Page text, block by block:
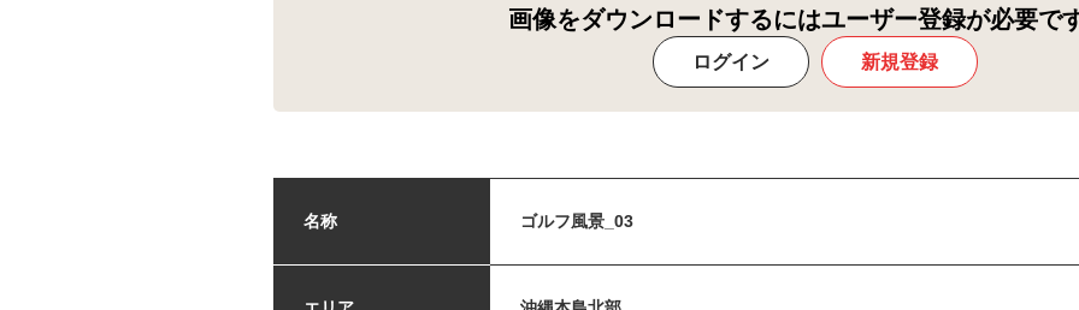
画像をダウンロードするにはユーザー登録が必要で
ログイン 新規登録
名称 ゴルフ風景_03